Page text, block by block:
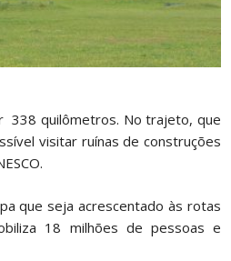
338 quilômetros. No trajeto, que
visitar ruínas de construções
que seja acrescentado às rotas
18 milhões de pessoas e